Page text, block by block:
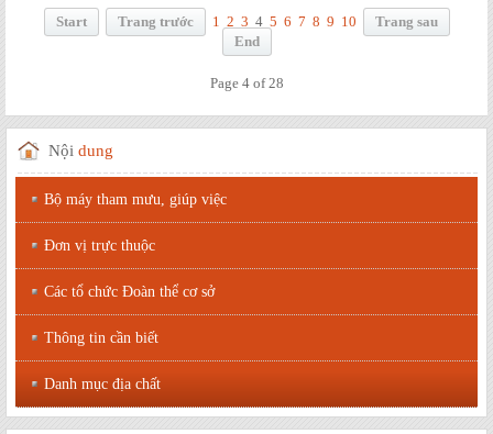
Start Trang trước 1 2 3 4 5 6 7 8 9 10
Trang sau
End
Page 4 of 28
Nội dung
Bộ máy tham mưu, giúp việc
Đơn vị trực thuộc
Các tổ chức Đoàn thể cơ sở
Thông tin cần biết
Danh mục địa chất